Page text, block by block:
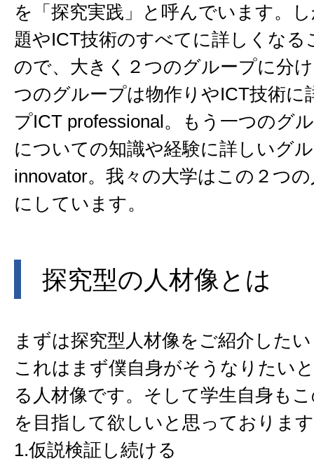
を「探究実践」と呼んでいます。
題やICT技術のすべてに詳しくなる
ので、大きく２つのグループに分
つのグループは物作りやICT技術に
プICT professional。もう一つのグ
についての知識や経験に詳しいグ
innovator。我々の大学はこの２つ
にしています。
探究型の人材像とは
まずは探究型人材像をご紹介した
これはまず僕自身がそうなりたい
る人材像です。そして学生自身も
を目指して欲しいと思っておりま
1.仮説検証し続ける